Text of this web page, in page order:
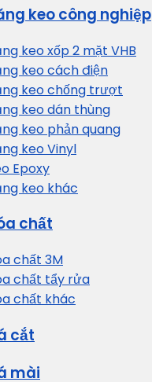
keo công nghiệp
keo xốp 2 mặt VHB
keo cách điện
keo chống trượt
keo dán thùng
keo phản quang
keo Vinyl
Epoxy
keo khác
chất
chất 3M
chất tẩy rửa
chất khác
cắt
mài